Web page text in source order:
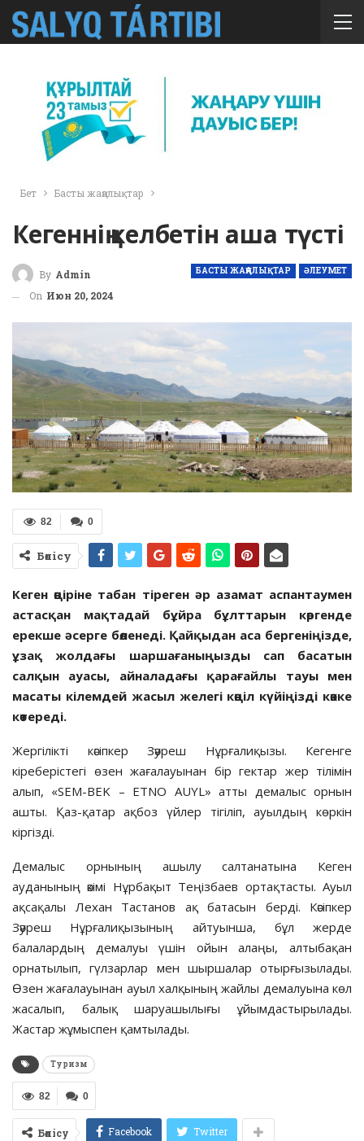
Бет Басты жаңалықтар
Кегеннің келбетін аша түсті
БАСТЫ ЖАҢАЛЫҚТАР ӘЛЕУМЕТ
By Admin
On Июн 20, 2024
0
82
Бөлісу
Кеген өңіріне табан тіреген әр азамат аспантаумен
астасқан мақтадай бұйра бұлттарын көргенде
ерекше әсерге бөленеді. Қайқыдан аса бергеніңізде,
ұзақ жолдағы шаршағаныңызды сап басатын
салқын ауасы, айналадағы қарағайлы тауы мен
масаты кілемдей жасыл желегі көңіл күйіңізді көкке
көтереді.
Жергілікті кәсіпкер Зәуреш Нұрғалиқызы. Кегенге
кіреберістегі өзен жағалауынан бір гектар жер тілімін
алып, «SEM-BEK – ETNO AUYL» атты демалыс орнын
ашты. Қаз-қатар ақбоз үйлер тігіліп, ауылдың көркін
кіргізді.
Демалыс орнының ашылу салтанатына Кеген
ауданының әкімі Нұрбақыт Теңізбаев ортақтасты. Ауыл
ақсақалы Лехан Тастанов ақ батасын берді. Кәсіпкер
Зәуреш Нұрғалиқызының айтуынша, бұл жерде
балалардың демалуы үшін ойын алаңы, алтыбақан
орнатылып, гүлзарлар мен шыршалар отырғызылады.
Өзен жағалауынан ауыл халқының жайлы демалуына көл
жасалып, балық шаруашылығы ұйымдастырылады.
Жастар жұмыспен қамтылады.
Туризм
0
82
Бөлісу Facebook Twitter